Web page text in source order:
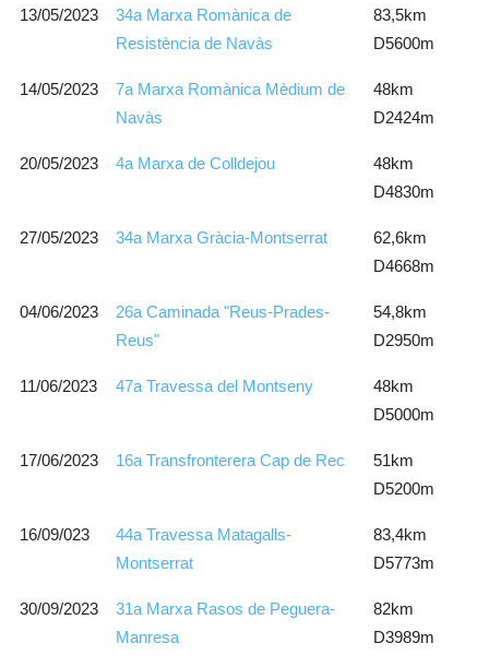
13/05/2023
34a Marxa Romànica de
Resistència de Navàs
83,5km
D5600m
14/05/2023
7a Marxa Romànica Mèdium de
Navàs
48km
D2424m
20/05/2023 4a Marxa de Colldejou
48km
D4830m
27/05/2023 34a Marxa Gràcia-Montserrat
62,6km
D4668m
04/06/2023
26a Caminada "Reus-Prades-
Reus"
54,8km
D2950m
11/06/2023 47a Travessa del Montseny
48km
D5000m
17/06/2023 16a Transfronterera Cap de Rec
51km
D5200m
16/09/023
44a Travessa Matagalls-
Montserrat
83,4km
D5773m
30/09/2023
31a Marxa Rasos de Peguera-
Manresa
82km
D3989m